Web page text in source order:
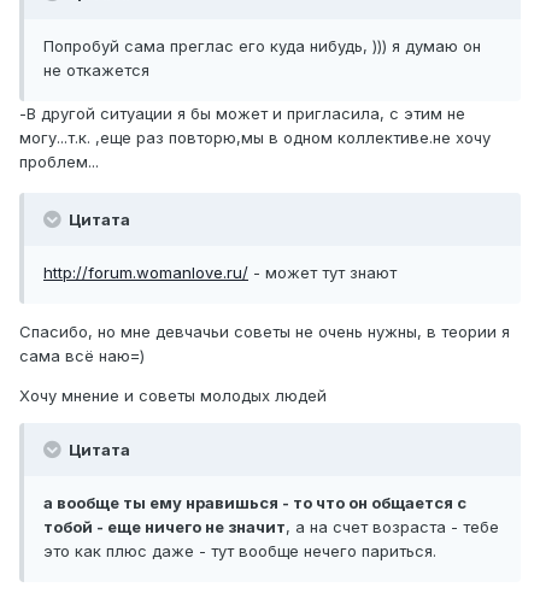
Попробуй сама преглас его куда нибудь, ))) я думаю он
не откажется
-В другой ситуации я бы может и пригласила, с этим не
могу...т.к. ,еще раз повторю,мы в одном коллективе.не хочу
проблем...
Цитата
http://forum.womanlove.ru/ - может тут знают
Спасибо, но мне девчачьи советы не очень нужны, в теории я
сама всё наю=)
Хочу мнение и советы молодых людей
Цитата
а вообще ты ему нравишься - то что он общается с
тобой - еще ничего не значит, а на счет возраста - тебе
это как плюс даже - тут вообще нечего париться.